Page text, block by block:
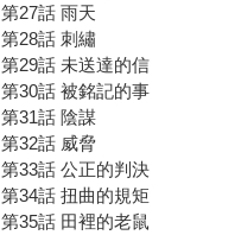
第27話 雨天
第28話 刺繡
第29話 未送達的信
第30話 被銘記的事
第31話 陰謀
第32話 威脅
第33話 公正的判決
第34話 扭曲的規矩
第35話 田裡的老鼠